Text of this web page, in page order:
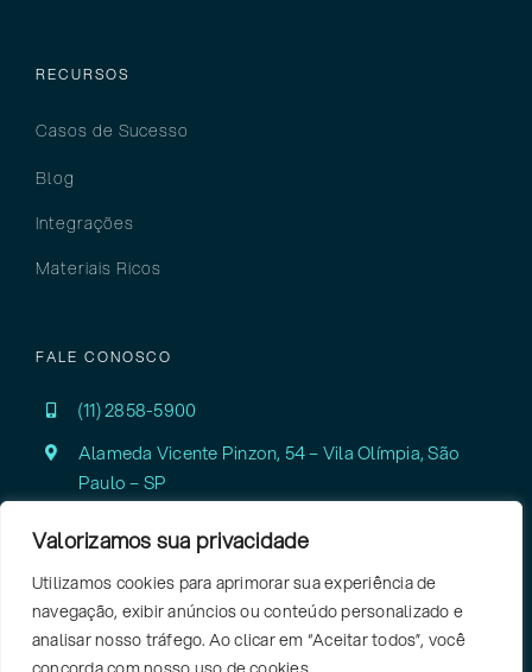
Valorizamos sua privacidade
Utilizamos cookies para aprimorar sua experiência de
navegação, exibir anúncios ou conteúdo personalizado e
analisar nosso tráfego. Ao clicar em “Aceitar todos”, você
RECURSOS
Casos de Sucesso
Blog
Integrações
Materiais Ricos
FALE CONOSCO
(11) 2858-5900
Alameda Vicente Pinzon, 54 – Vila Olímpia,São
Paulo – SP